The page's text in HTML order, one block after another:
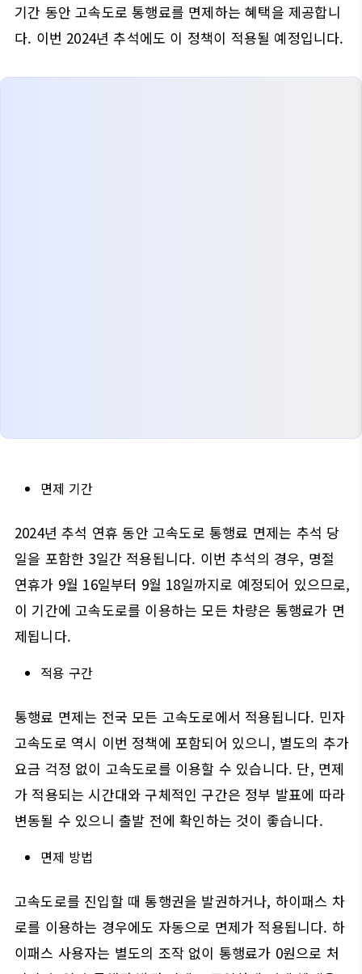
기간 동안 고속도로 통행료를 면제하는 혜택을 제공합니
다. 이번 2024년 추석에도 이 정책이 적용될 예정입니다.
면제 기간
2024년 추석 연휴 동안 고속도로 통행료 면제는 추석 당
일을 포함한 3일간 적용됩니다. 이번 추석의 경우, 명절
연휴가 9월 16일부터 9월 18일까지로 예정되어 있으므로,
이 기간에 고속도로를 이용하는 모든 차량은 통행료가 면
제됩니다.
적용 구간
통행료 면제는 전국 모든 고속도로에서 적용됩니다. 민자
고속도로 역시 이번 정책에 포함되어 있으니, 별도의 추가
요금 걱정 없이 고속도로를 이용할 수 있습니다. 단, 면제
가 적용되는 시간대와 구체적인 구간은 정부 발표에 따라
변동될 수 있으니 출발 전에 확인하는 것이 좋습니다.
면제 방법
고속도로를 진입할 때 통행권을 발권하거나, 하이패스 차
로를 이용하는 경우에도 자동으로 면제가 적용됩니다. 하
이패스 사용자는 별도의 조작 없이 통행료가 0원으로 처